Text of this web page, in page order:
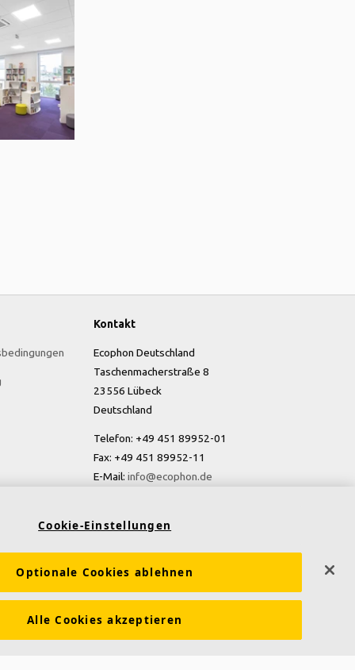
Kontakt
Ecophon Deutschland
Taschenmacherstraße 8
23556 Lübeck
Deutschland
Telefon: +49 451 89952-01
Fax: +49 451 89952-11
E-Mail: info@ecophon.de
Cookie-Einstellungen
Optionale Cookies ablehnen
Alle Cookies akzeptieren